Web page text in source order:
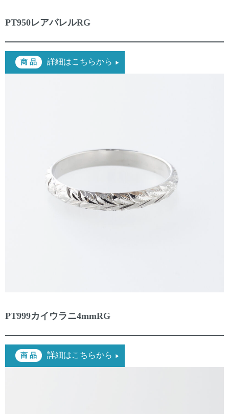
PT950レアバレルRG
詳細はこちらから
PT999カイウラニ4mmRG
詳細はこちらから